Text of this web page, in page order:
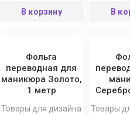
В корзину В
Фольга
переводная для
маникюра Золото,
1 метр
Товары для дизайна
Товары